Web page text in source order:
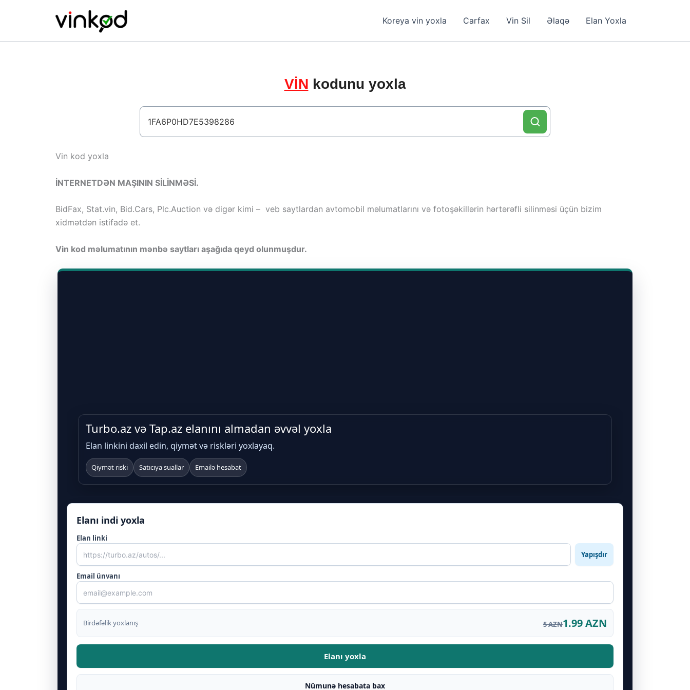
Koreya vin yoxla Carfax Vin Sil Əlaqə Elan Yoxla
VİN kodunu yoxla
Vin kod yoxla
İNTERNETDƏN MAŞININ SİLİNMƏSİ.
BidFax, Stat.vin, Bid.Cars, Plc.Auction və digər kimi – veb saytlardan avtomobil məlumatlarını və fotoşəkillərin hərtərəfli silinməsi üçün bizim
xidmətdən istifadə et.
Vin kod məlumatının mənbə saytları aşağıda qeyd olunmuşdur.
Turbo.az və Tap.az elanını almadan əvvəl yoxla
Elan linkini daxil edin, qiymət və riskləri yoxlayaq.
Qiymət riski Satıcıya suallar Emailə hesabat
Elanı indi yoxla
Elan linki
Yapışdır
Email ünvanı
Birdəfəlik yoxlanış 5 AZN1.99 AZN
Elanı yoxla
Nümunə hesabata bax